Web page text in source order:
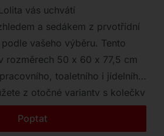
Katalog
Značky
Outlet
Kontakt
vás uchvátí
a sedákem z prvotřídní
vašeho výběru. Tento
rozměrech 50 x 60 x 77,5 cm
toaletního i jídelního
z otočné varianty s kolečky
maximální pohodlí.
Poptat